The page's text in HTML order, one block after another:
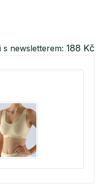
s newsletterem: 188 Kč